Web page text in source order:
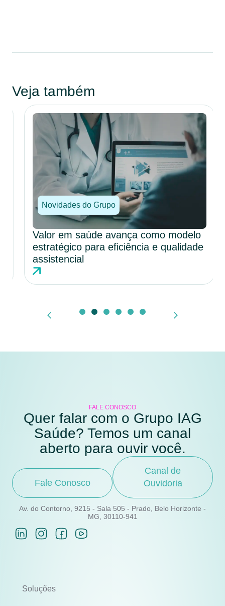
Veja também
Novidades do Grupo
Valor em saúde avança como modelo
estratégico para eficiência e qualidade
assistencial
FALE CONOSCO
Quer falar com o Grupo IAG
Saúde? Temos um canal
aberto para ouvir você.
Fale Conosco
Canal de
Ouvidoria
Av. do Contorno, 9215 - Sala 505 - Prado, Belo Horizonte -
MG, 30110-941
Soluções